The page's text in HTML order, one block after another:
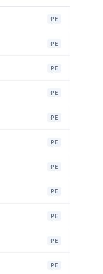
PE
PE
PE
PE
PE
PE
PE
PE
PE
PE
PE